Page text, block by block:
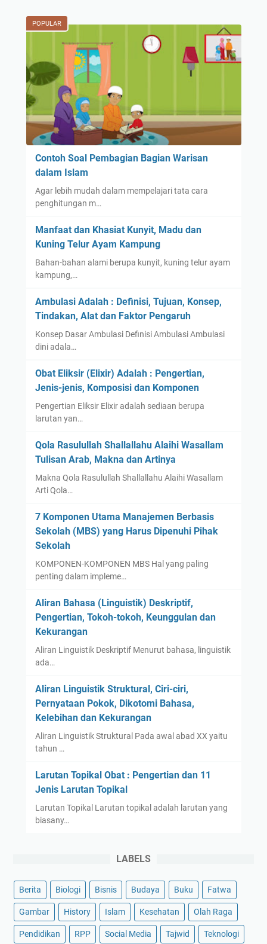
POPULAR
Contoh Soal Pembagian Bagian Warisan
dalam Islam
Agar lebih mudah dalam mempelajari tata cara
penghitungan m…
Manfaat dan Khasiat Kunyit, Madu dan
Kuning Telur Ayam Kampung
Bahan-bahan alami berupa kunyit, kuning telur ayam
kampung,…
Ambulasi Adalah : Definisi, Tujuan, Konsep,
Tindakan, Alat dan Faktor Pengaruh
Konsep Dasar Ambulasi Definisi Ambulasi Ambulasi
dini adala…
Obat Eliksir (Elixir) Adalah : Pengertian,
Jenis-jenis, Komposisi dan Komponen
Pengertian Eliksir Elixir adalah sediaan berupa
larutan yan…
Qola Rasulullah Shallallahu Alaihi Wasallam
Tulisan Arab, Makna dan Artinya
Makna Qola Rasulullah Shallallahu Alaihi Wasallam
Arti Qola…
7 Komponen Utama Manajemen Berbasis
Sekolah (MBS) yang Harus Dipenuhi Pihak
Sekolah
KOMPONEN-KOMPONEN MBS Hal yang paling
penting dalam impleme…
Aliran Bahasa (Linguistik) Deskriptif,
Pengertian, Tokoh-tokoh, Keunggulan dan
Kekurangan
Aliran Linguistik Deskriptif Menurut bahasa, linguistik
ada…
Aliran Linguistik Struktural, Ciri-ciri,
Pernyataan Pokok, Dikotomi Bahasa,
Kelebihan dan Kekurangan
Aliran Linguistik Struktural Pada awal abad XX yaitu
tahun …
Larutan Topikal Obat : Pengertian dan 11
Jenis Larutan Topikal
Larutan Topikal Larutan topikal adalah larutan yang
biasany…
LABELS
Berita Biologi Bisnis Budaya Buku Fatwa
Gambar History Islam Kesehatan Olah Raga
Pendidikan RPP Social Media Tajwid Teknologi